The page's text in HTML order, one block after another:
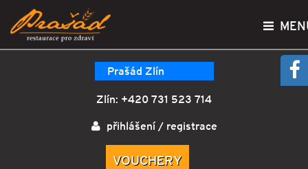
Prašád Zlín
Zlín: +420 731 523 714
přihlášení/ registrace
VOUCHERY